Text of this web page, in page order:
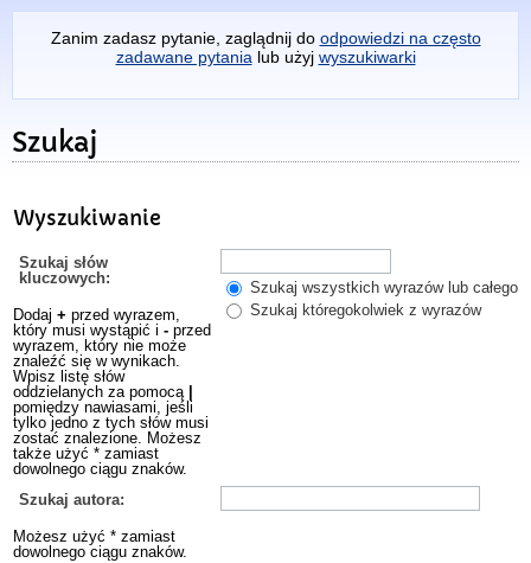
Zanim zadasz pytanie, zaglądnij do odpowiedzi na często
zadawane pytania lub użyj wyszukiwarki
Szukaj
Wyszukiwanie
Szukaj słów
kluczowych:
Dodaj + przed wyrazem,
który musi wystąpić i - przed
wyrazem, który nie może
znaleźć się w wynikach.
Wpisz listę słów
oddzielanych za pomocą
pomiędzy nawiasami, jeśli
tylko jedno z tych słów musi
zostać znalezione. Możesz
także użyć * zamiast
dowolnego ciągu znaków.
Szukaj wszystkich wyrazów lub całego
Szukaj któregokolwiek z wyrazów
Szukaj autora:
Możesz użyć * zamiast
dowolnego ciągu znaków.